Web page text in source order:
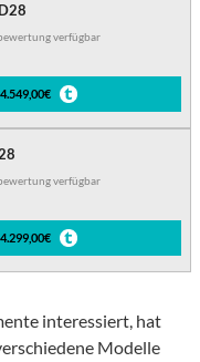
verfügbar
4.549,00€
verfügbar
4.299,00€
interessiert, hat
Modelle